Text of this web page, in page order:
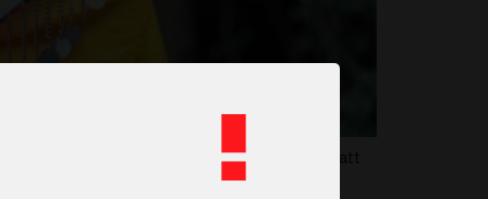
könsstympning, som bestämde sig för att